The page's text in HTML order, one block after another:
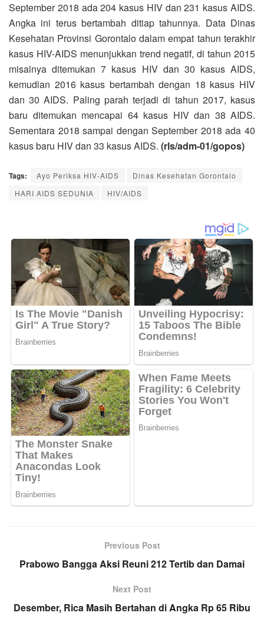
September 2018 ada 204 kasus HIV dan 231 kasus AIDS.
Angka ini terus bertambah ditiap tahunnya. Data Dinas
Kesehatan Provinsi Gorontalo dalam empat tahun terakhir
kasus HIV-AIDS menunjukkan trend negatif, di tahun 2015
misalnya ditemukan 7 kasus HIV dan 30 kasus AIDS,
kemudian 2016 kasus bertambah dengan 18 kasus HIV
dan 30 AIDS. Paling parah terjadi di tahun 2017, kasus
baru ditemukan mencapai 64 kasus HIV dan 38 AIDS.
Sementara 2018 sampai dengan September 2018 ada 40
kasus baru HIV dan 33 kasus AIDS. (rls/adm-01/gopos)
Tags: Ayo Periksa HIV-AIDS
Dinas Kesehatan Gorontalo
HARI AIDS SEDUNIA
HIV/AIDS
Previous Post
Prabowo Bangga Aksi Reuni 212 Tertib dan Damai
Next Post
Desember, Rica Masih Bertahan di Angka Rp 65 Ribu